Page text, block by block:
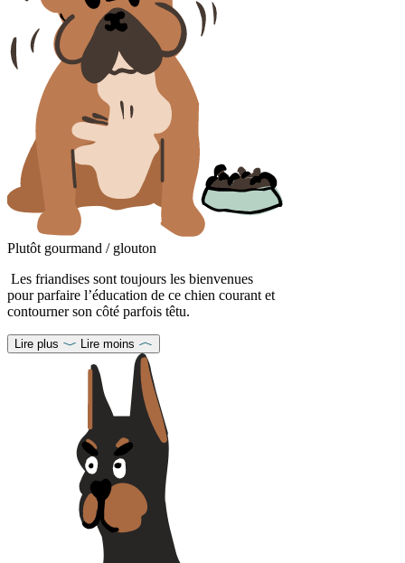
Plutôt gourmand / glouton
Les friandises sont toujours les bienvenues
pour parfaire l’éducation de ce chien courant et
contourner son côté parfois têtu.
Lire plus Lire moins